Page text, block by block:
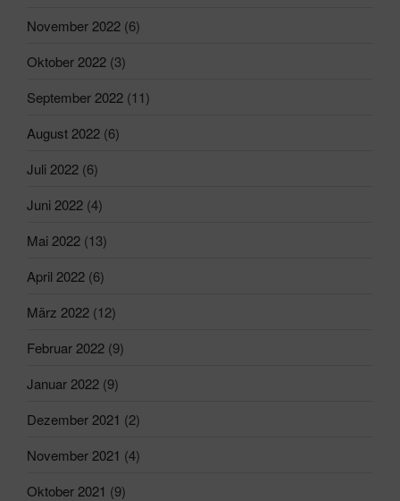
November 2022 (6)
Oktober 2022 (3)
September 2022 (11)
August 2022 (6)
Juli 2022 (6)
Juni 2022 (4)
Mai 2022 (13)
April 2022 (6)
März 2022 (12)
Februar 2022 (9)
Januar 2022 (9)
Dezember 2021 (2)
November 2021 (4)
Oktober 2021 (9)